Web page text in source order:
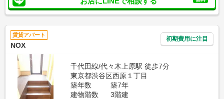
賃貸アパート
NOX
初期費用に注目
千代田線/代々木上原駅 徒歩7分
東京都渋谷区西原１丁目
築年数
築7年
建物階数
3階建